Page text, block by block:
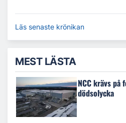
Läs senaste krönikan
MEST LÄSTA
NCC krävs
dödsolycka